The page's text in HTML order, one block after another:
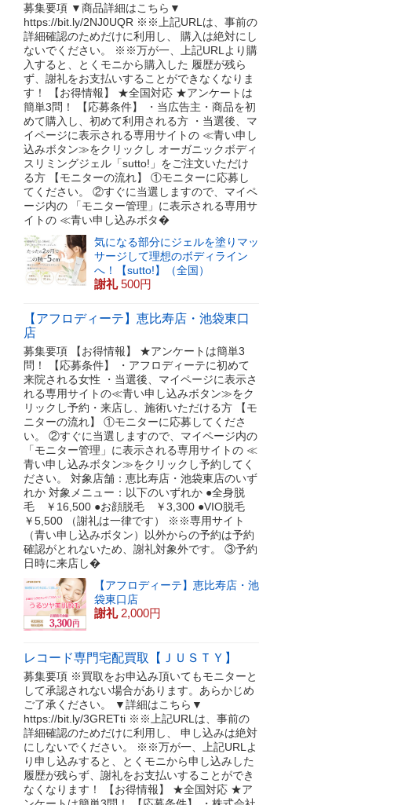
募集要項 ▼商品詳細はこちら▼
https://bit.ly/2NJ0UQR ※※上記URLは、事前の
詳細確認のためだけに利用し、 購入は絶対にし
ないでください。 ※※万が一、上記URLより購
入すると、とくモニから購入した 履歴が残ら
ず、謝礼をお支払いすることができなくなりま
す！ 【お得情報】 ★全国対応 ★アンケートは
簡単3問！ 【応募条件】 ・当広告主・商品を初
めて購入し、初めて利用される方 ・当選後、マ
イページに表示される専用サイトの ≪青い申し
込みボタン≫をクリックし オーガニックボディ
スリミングジェル「sutto!」をご注文いただけ
る方 【モニターの流れ】 ①モニターに応募し
てください。 ②すぐに当選しますので、マイペ
ージ内の 「モニター管理」に表示される専用サ
イトの ≪青い申し込みボタ�
気になる部分にジェルを塗りマッ
サージして理想のボディライン
へ！【sutto!】（全国）
謝礼 500円
【アフロディーテ】恵比寿店・池袋東口
店
募集要項 【お得情報】 ★アンケートは簡単3
問！ 【応募条件】 ・アフロディーテに初めて
来院される女性 ・当選後、マイページに表示さ
れる専用サイトの≪青い申し込みボタン≫をク
リックし予約・来店し、施術いただける方 【モ
ニターの流れ】 ①モニターに応募してくださ
い。 ②すぐに当選しますので、マイページ内の
「モニター管理」に表示される専用サイトの ≪
青い申し込みボタン≫をクリックし予約してく
ださい。 対象店舗：恵比寿店・池袋東店のいず
れか 対象メニュー：以下のいずれか ●全身脱
毛 ￥16,500 ●お顔脱毛 ￥3,300 ●VIO脱毛
￥5,500 （謝礼は一律です） ※※専用サイト
（青い申し込みボタン）以外からの予約は予約
確認がとれないため、謝礼対象外です。 ③予約
日時に来店し�
【アフロディーテ】恵比寿店・池
袋東口店
謝礼 2,000円
レコード専門宅配買取【ＪＵＳＴＹ】
募集要項 ※買取をお申込み頂いてもモニターと
して承認されない場合があります。あらかじめ
ご了承ください。 ▼詳細はこちら▼
https://bit.ly/3GRETti ※※上記URLは、事前の
詳細確認のためだけに利用し、 申し込みは絶対
にしないでください。 ※※万が一、上記URLよ
り申し込みすると、とくモニから申し込みした
履歴が残らず、謝礼をお支払いすることができ
なくなります！ 【お得情報】 ★全国対応 ★ア